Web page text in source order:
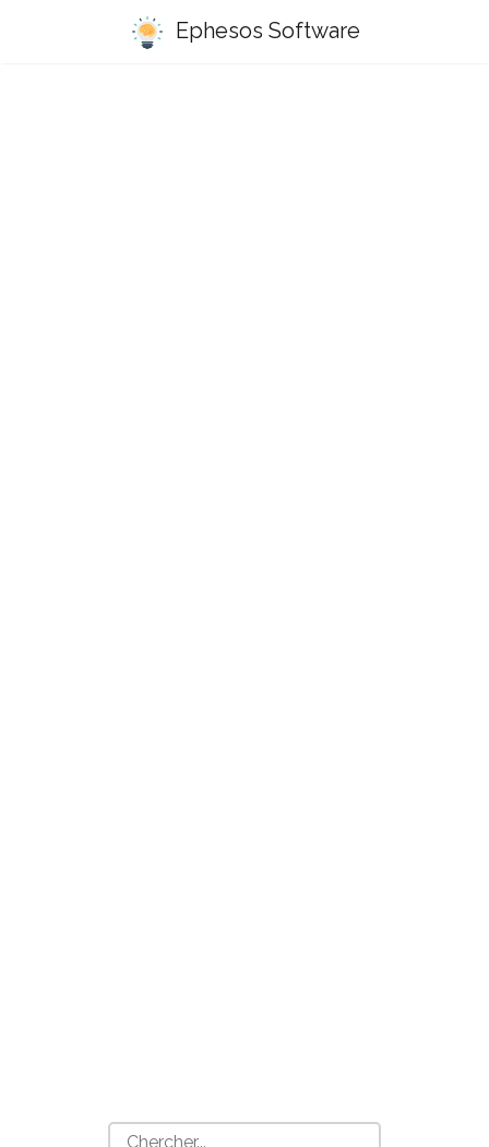
Ephesos Software